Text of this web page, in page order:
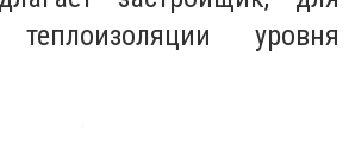
теплоизоляции уровня